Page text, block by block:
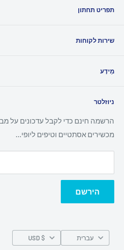
תפריט תחתון
דווח על הפרה
שירות לקוחות
צור קשר
MoneyGram
עקוב אחר הזמנתך
מֵידָע
מדיניות משלוח
מדיניות פרטיות
תנאי השירות
ניוזלטר
הרשמה חינם כדי לקבל עדכונים על
מכשירים אסתטיים וטיפים ליופי...
הירשם
שפה עברית $ USD